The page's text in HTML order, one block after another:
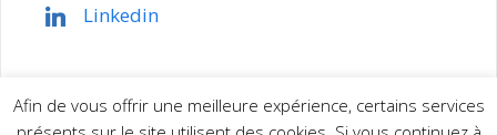
Linkedin
Afin de vous offrir une meilleure expérience, certains services